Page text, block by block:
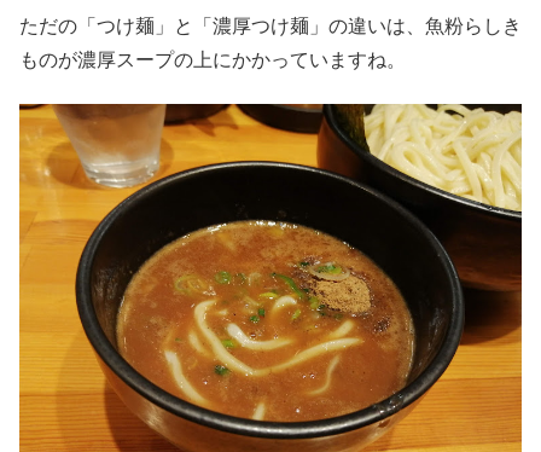
ただの「つけ麺」と「濃厚つけ麺」の違いは、魚粉らしき
ものが濃厚スープの上にかかっていますね。